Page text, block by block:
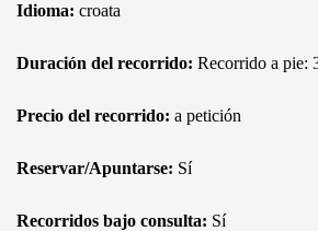
Idioma: croata
Duración del recorrido: Recorrido a pie:
Precio del recorrido: a petición
Reservar/Apuntarse: Sí
Recorridos bajo consulta: Sí